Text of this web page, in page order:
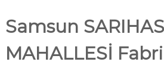
Samsun
MAHALLESİ